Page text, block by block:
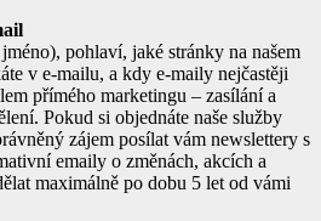
pohlaví, jaké stránky na našem
v e-mailu, a kdy e-maily nejčastěji
přímého marketingu – zasílání a
Pokud si objednáte naše služby
zájem posílat vám newslettery s
emaily o změnách, akcích a
maximálně po dobu 5 let od vámi